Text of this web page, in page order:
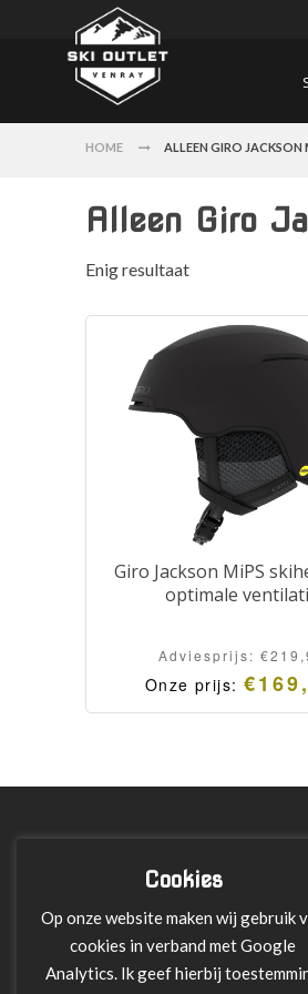
HOME ALLEEN GIRO JACKSON
Alleen Giro
Enig resultaat
Giro Jackson MiPS
optimale
Adviesprijs: €
Onze prijs: €
INFORMATIE
Over ons
Leveringen
Betalen met Klarna
Cookies
Op onze website maken wij gebruik
cookies in verband met Google
Analytics. Ik geef hierbij